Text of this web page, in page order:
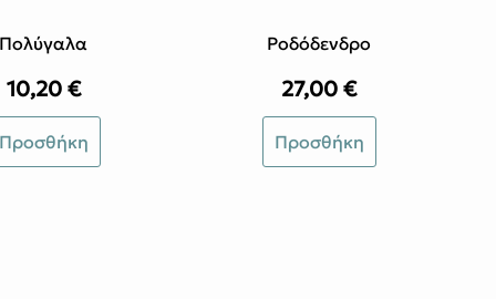
Πολύγαλα
10,20 €
Προσθήκη
Ροδόδενδρο
27,00€
Προσθήκη